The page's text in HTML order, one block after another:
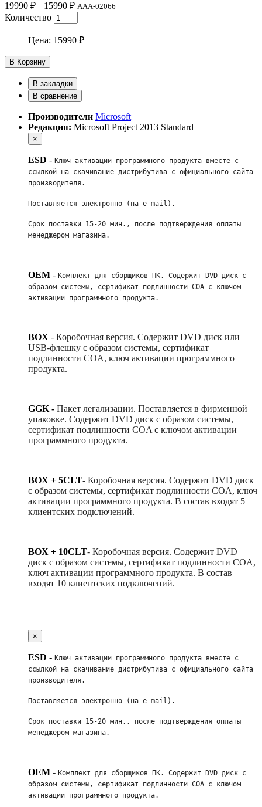
19990 ₽
15990 ₽ AAA-02066
Количество
Цена: 15990 ₽
В Корзину
В закладки
В сравнение
Производители Microsoft
Редакция: Microsoft Project 2013 Standard
×
ESD - Ключ активации программного продукта вместе с
ссылкой на скачивание дистрибутива с официального сайта
производителя.
Поставляется электронно (на e-mail).
Срок поставки 15-20 мин., после подтверждения оплаты
менеджером магазина.
OEM - Комплект для сборщиков ПК. Содержит DVD диск с
образом системы, сертификат подлинности COA с ключом
активации программного продукта.
BOX - Коробочная версия. Содержит DVD диск или
USB-флешку с образом системы, сертификат
подлинности COA, ключ активации программного
продукта.
GGK - Пакет легализации. Поставляется в фирменной
упаковке. Содержит DVD диск с образом системы,
сертификат подлинности COA с ключом активации
программного продукта.
BOX + 5CLT- Коробочная версия. Содержит DVD диск
с образом системы, сертификат подлинности COA, ключ
активации программного продукта. В состав входят 5
клиентских подключений.
BOX + 10CLT- Коробочная версия. Содержит DVD
диск с образом системы, сертификат подлинности COA,
ключ активации программного продукта. В состав
входят 10 клиентских подключений.
×
ESD - Ключ активации программного продукта вместе с
ссылкой на скачивание дистрибутива с официального сайта
производителя.
Поставляется электронно (на e-mail).
Срок поставки 15-20 мин., после подтверждения оплаты
менеджером магазина.
OEM - Комплект для сборщиков ПК. Содержит DVD диск с
образом системы, сертификат подлинности COA с ключом
активации программного продукта.